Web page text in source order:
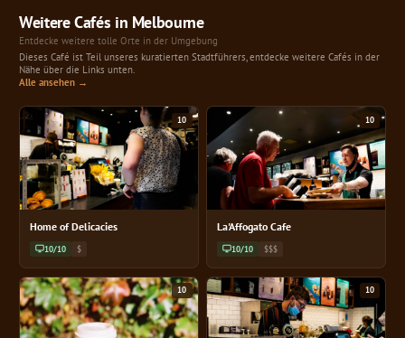
Weitere Cafés in Melbourne
Entdecke weitere tolle Orte in der Umgebung
Dieses Café ist Teil unseres kuratierten Stadtführers, entdecke weitere Cafés in der
Nähe über die Links unten.
Alle ansehen →
10
Home of Delicacies
10/10 $
10
La'Affogato Cafe
10/10 $$$
10 10